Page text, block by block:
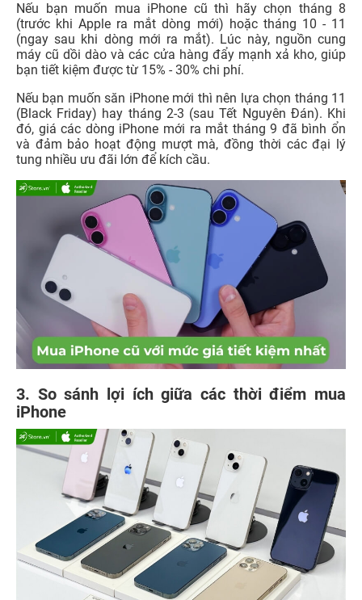
Nếu bạn muốn mua iPhone cũ thì hãy chọn tháng 8
(trước khi Apple ra mắt dòng mới) hoặc tháng 10 - 11
(ngay sau khi dòng mới ra mắt). Lúc này, nguồn cung
máy cũ dồi dào và các cửa hàng đẩy mạnh xả kho, giúp
bạn tiết kiệm được từ 15% - 30% chi phí.
Nếu bạn muốn săn iPhone mới thì nên lựa chọn tháng 11
(Black Friday) hay tháng 2-3 (sau Tết Nguyên Đán). Khi
đó, giá các dòng iPhone mới ra mắt tháng 9 đã bình ổn
và đảm bảo hoạt động mượt mà, đồng thời các đại lý
tung nhiều ưu đãi lớn để kích cầu.
3. So sánh lợi ích giữa các thời điểm mua
iPhone